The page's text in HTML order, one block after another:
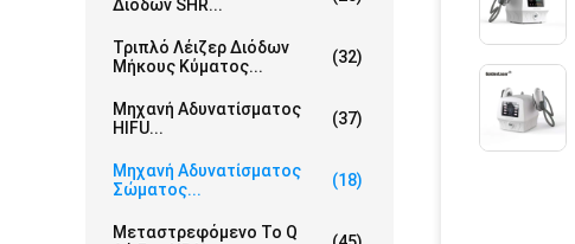
Διόδων SHR...
Τριπλό Λέιζερ Διόδων
Μήκους Κύματος...
(32)
Μηχανή Αδυνατίσματος
HIFU...
(37)
Μηχανή Αδυνατίσματος
Σώματος...
(18)
Μεταστρεφόμενο Το Q